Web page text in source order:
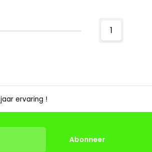
1
ervaring !
Abonneer